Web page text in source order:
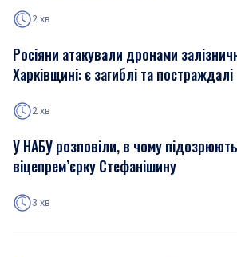
2 хв
Росіяни атакували дронами
Харківщині: є загиблі та постраждалі
2 хв
У НАБУ розповіли, в чому
віцепрем’єрку Стефанішину
3 хв